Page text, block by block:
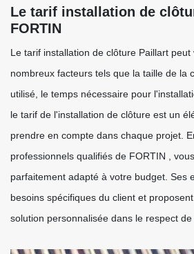
Le tarif installation de
FORTIN
Le tarif installation de clôture Paillart
nombreux facteurs tels que la taille de la
utilisé, le temps nécessaire pour
le tarif de l'installation de clôture est un
prendre en compte dans chaque projet.
professionnels qualifiés de FORTIN ,
parfaitement adapté à votre budget. Ses
besoins spécifiques du client et
solution personnalisée dans le respect de